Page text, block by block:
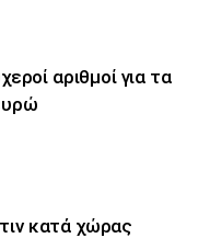
αριθμοί για τα
κατά χώρας